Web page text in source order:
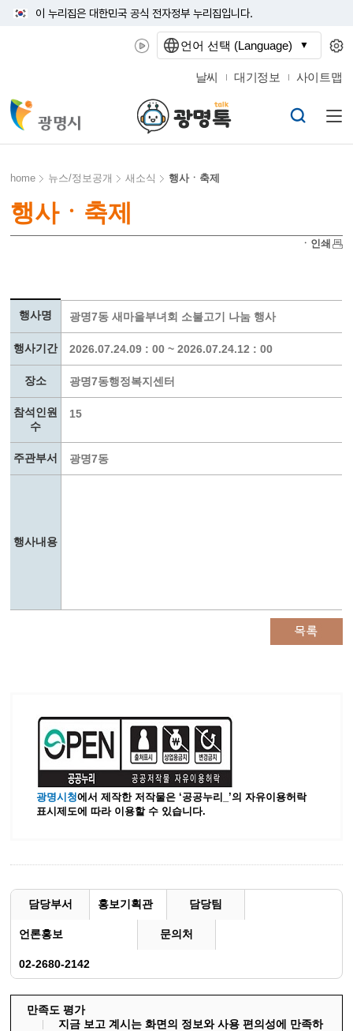
이 누리집은 대한민국 공식 전자정부 누리집입니다.
날씨 대기정보 사이트맵
home 뉴스/정보공개 새소식 행사ㆍ축제
행사ㆍ축제
ㆍ인쇄
행사명 광명7동 새마을부녀회 소불고기 나눔 행사
행사기간 2026.07.24.09 : 00 ~ 2026.07.24.12 : 00
장소 광명7동행정복지센터
참석인원
수
15
주관부서 광명7동
행사내용
광명시청에서 제작한 저작물은 ‘공공누리_’의 자유이용허락
표시제도에 따라 이용할 수 있습니다.
담당부서 홍보기획관 담당팀
언론홍보 문의처
02-2680-2142
만족도 평가
지금 보고 계시는 화면의 정보와 사용 편의성에 만족하
언어 선택 (Language)